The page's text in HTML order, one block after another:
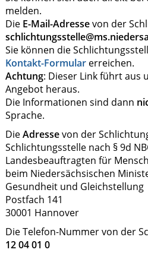
melden.
Die E-Mail-Adressevon der
Sie können die
Kontakt-Formularerreichen.
Achtung: Dieser Link führt aus
Angebot heraus.
Die Informationen sind dann
Sprache.
DieAdressevon der
Schlichtungsstelle nach § 9d
Landesbeauftragten für
beim Niedersächsischen
Gesundheit und Gleichstellung
Postfach 141
30001 Hannover
Die Telefon-Nummer von der
12 04 01 0